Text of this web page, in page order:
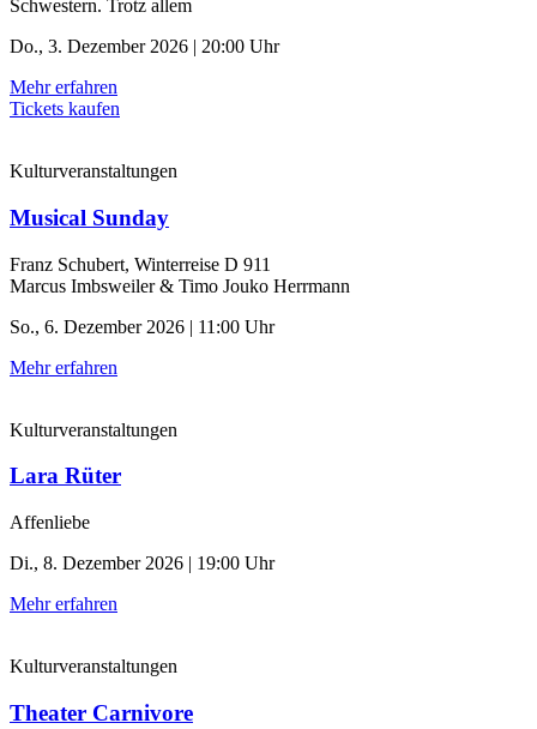
Schwestern. Trotz allem
Do., 3. Dezember 2026 | 20:00 Uhr
Mehr erfahren
Tickets kaufen
Kulturveranstaltungen
Musical Sunday
Franz Schubert, Winterreise D 911
Marcus Imbsweiler & Timo Jouko Herrmann
So., 6. Dezember 2026 | 11:00 Uhr
Mehr erfahren
Kulturveranstaltungen
Lara Rüter
Affenliebe
Di., 8. Dezember 2026 | 19:00 Uhr
Mehr erfahren
Kulturveranstaltungen
Theater Carnivore